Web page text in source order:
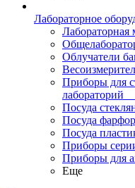
Лабораторное
Лабораторная
Облучатели
Приборы для
лабораторий
Посуда
Посуда
Посуда
Приборы
Приборы для
Еще